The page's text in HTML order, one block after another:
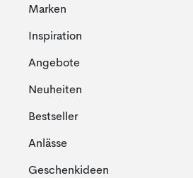
Marken
Inspiration
Angebote
Neuheiten
Bestseller
Anlässe
Geschenkideen